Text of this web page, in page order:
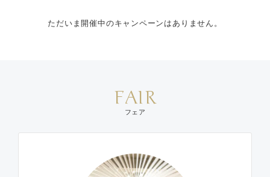
ただいま開催中のキャンペーンはありません。
FAIR
フェア